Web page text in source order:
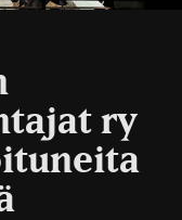
ry